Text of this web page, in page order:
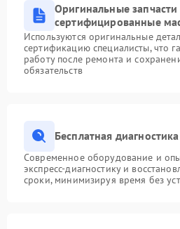
Оригинальные запчасти
сертифицированные
Используются оригинальные
сертификацию специалисты, что
работу после ремонта и
обязательств
Бесплатная
Современное оборудование и
экспресс-диагностику и
сроки, минимизируя время без